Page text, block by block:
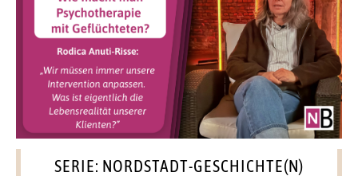
SERIE: NORDSTADT-GESCHICHTE(N)